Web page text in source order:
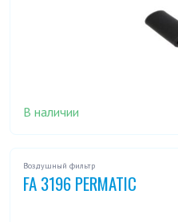
В наличии
Воздушный фильтр
FA 3196 PERMATIC